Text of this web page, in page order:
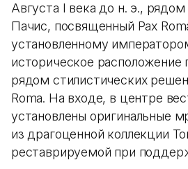
Августа I века до н. э.,
Пачис, посвященный Pax
установленному
историческое расположение
рядом стилистических
Roma. На входе, в центре
установлены оригинальные
из драгоценной коллекции
реставрируемой при